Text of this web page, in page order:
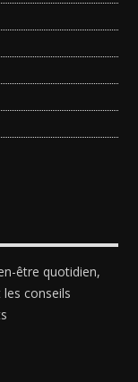
être quotidien,
conseils